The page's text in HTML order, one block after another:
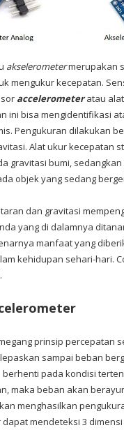
akselerometermerupakan
mengukur kecepatan.
accelerometeratau
ini bisa mengidentifikasi
Pengukuran dilakukan
Alat ukur kecepatan
gravitasi bumi,
objek yang sedang
dan gravitasi
yang di dalamnya
manfaat yang
kehidupan sehari-hari.
prinsip percepatan
sampai beban
pada kondisi
maka beban akan
menghasilkan
mendeteksi 3